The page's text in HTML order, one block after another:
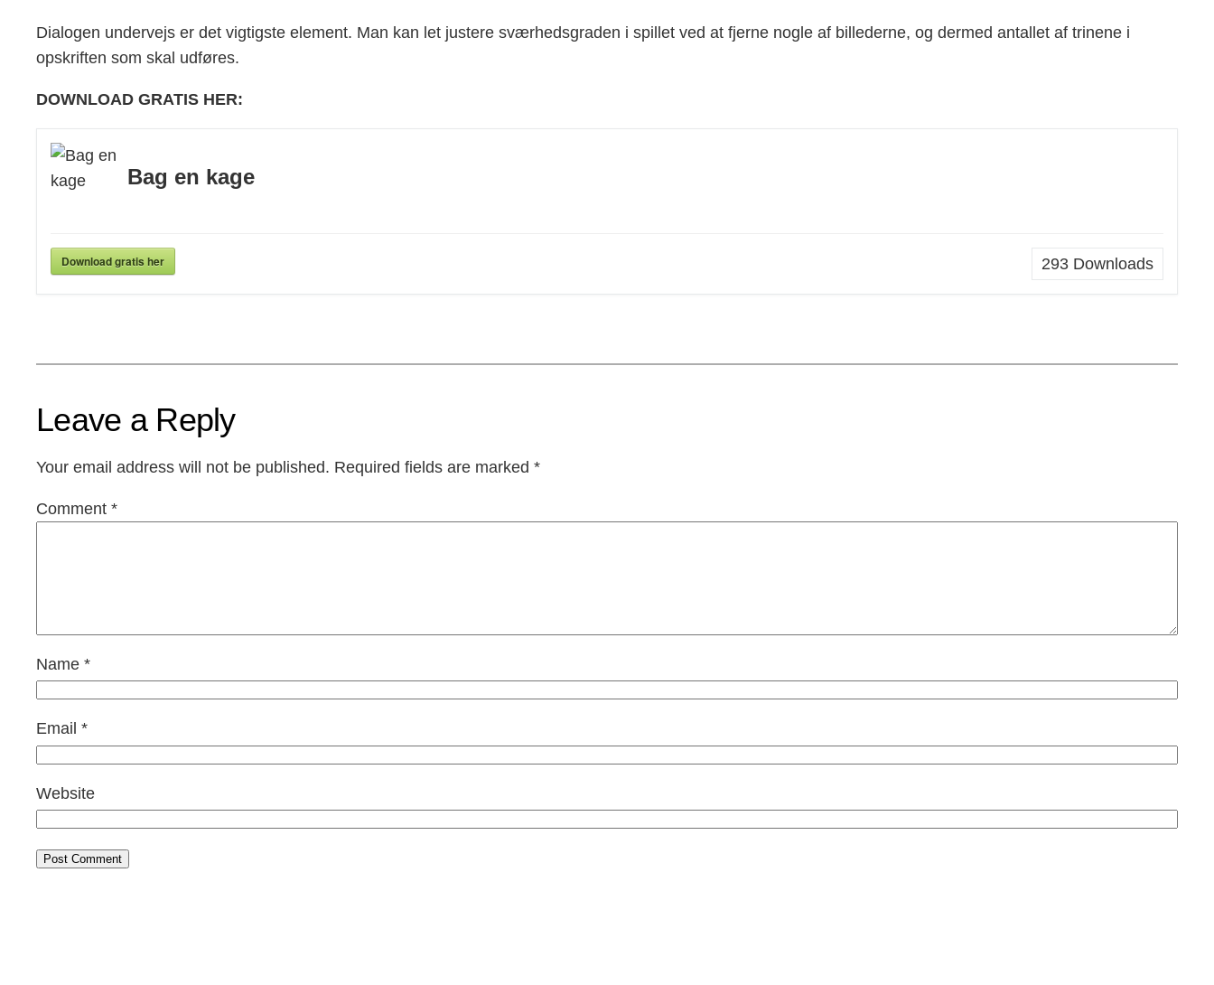
Dialogen undervejs er det vigtigste element. Man kan let justere sværhedsgraden i spillet ved at fjerne nogle af billederne, og dermed antallet af trinene i
opskriften som skal udføres.
DOWNLOAD GRATIS HER:
Bag en kage
Download gratis her 293 Downloads
Leave a Reply
Your email address will not be published. Required fields are marked *
Comment *
Name *
Email *
Website